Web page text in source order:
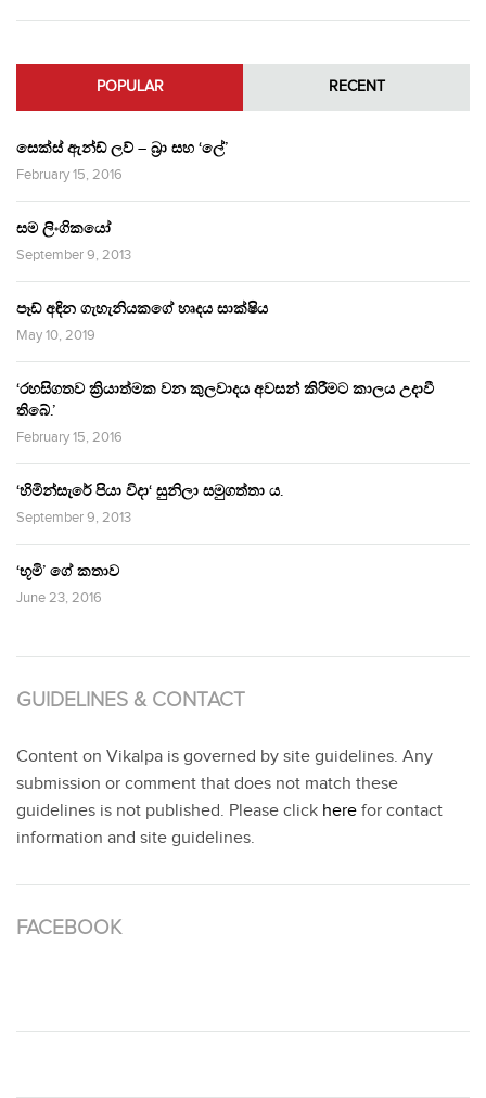
POPULAR RECENT
සෙක්ස් ඇන්ඩ් ලව් – බ්‍රා සහ ‘ලේ’
February 15, 2016
සම ලිංගිකයෝ
September 9, 2013
පෑඩ් අඳින ගැහැනියකගේ හෘදය සාක්ෂිය
May 10, 2019
‘රහසිගතව ක්‍රියාත්මක වන කුලවාදය අවසන් කිරීමට කාලය උදාවී
තිබේ.’
February 15, 2016
‘හිමින්සැරේ පියා විදා‘ සුනිලා සමුගත්තා ය.
September 9, 2013
‘භූමි’ ගේ කතාව
June 23, 2016
GUIDELINES & CONTACT
Content on Vikalpa is governed by site guidelines. Any
submission or comment that does not match these
guidelines is not published. Please click here for contact
information and site guidelines.
FACEBOOK